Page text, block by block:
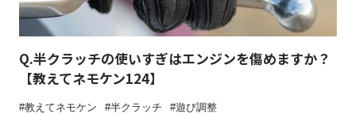
Q.半クラッチの使いすぎはエンジンを傷めますか？
【教えてネモケン124】
教えてネモケン 半クラッチ
遊び調整